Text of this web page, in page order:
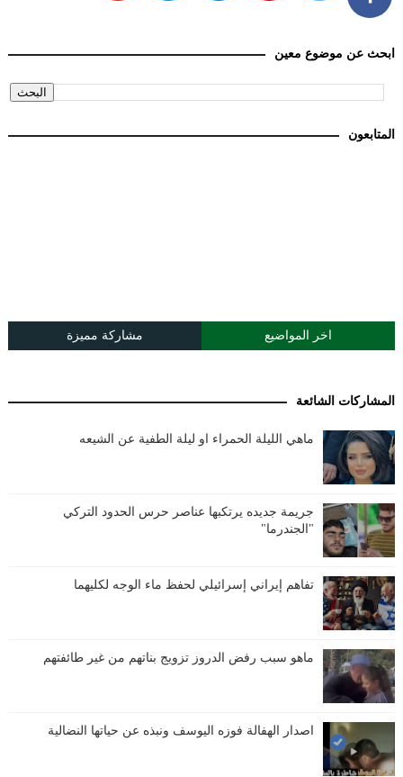
ابحث عن موضوع معين
المتابعون
اخر المواضيع مشاركة مميزة
المشاركات الشائعة
ماهي الليلة الحمراء او ليلة الطفية عن الشيعه
جريمة جديده يرتكبها عناصر حرس الحدود التركي
"الجندرما"
تفاهم إيراني إسرائيلي لحفظ ماء الوجه لكليهما
ماهو سبب رفض الدروز تزويج بناتهم من غير طائفتهم
اصدار الهفالة فوزه اليوسف ونبذه عن حياتها النضالية